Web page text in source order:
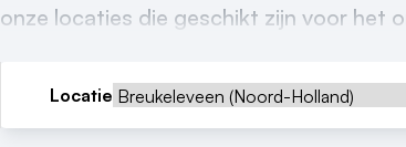
onze locaties die geschikt zijn voor het
Locatie